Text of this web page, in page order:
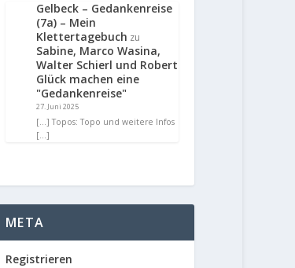
Gelbeck – Gedankenreise
(7a) – Mein
Klettertagebuch zu
Sabine, Marco Wasina,
Walter Schierl und Robert
Glück machen eine
"Gedankenreise"
27. Juni 2025
[…] Topos: Topo und weitere Infos
[…]
META
Registrieren